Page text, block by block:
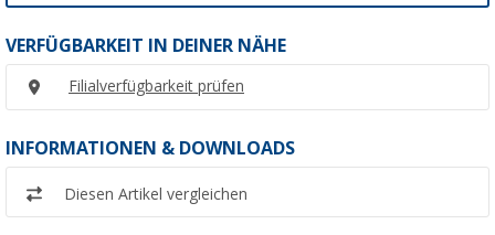
VERFÜGBARKEIT IN DEINER NÄHE
Filialverfügbarkeit prüfen
INFORMATIONEN & DOWNLOADS
Diesen Artikel vergleichen